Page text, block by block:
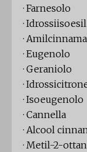
· Farnesolo
·
·
· Eugenolo
· Geraniolo
·
· Isoeugenolo
· Cannella
· Alcool
· Metil-2-